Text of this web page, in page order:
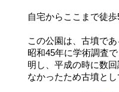
自宅からここまで徒
この公園は、古墳で
昭和45年に学術調査
明し、平成の時に数
なかったため古墳と